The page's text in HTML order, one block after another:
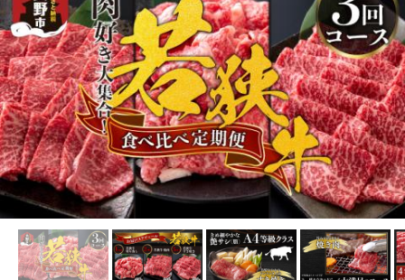
TOP 肉 牛肉 しゃぶしゃぶ(牛肉) 【肉の定期便×3回
TOP 肉 牛肉 焼肉(牛肉) 【肉の定期便×3回コース】
TOP 肉 牛肉 ほかの牛肉 【肉の定期便×3回コース】